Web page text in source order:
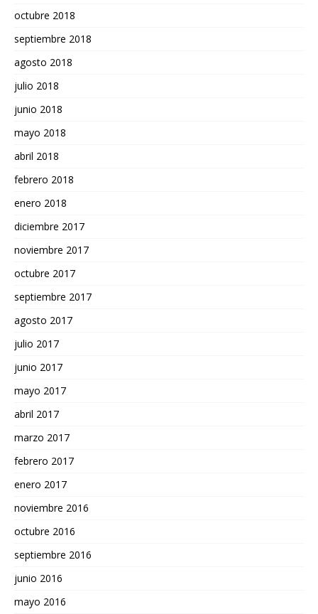
octubre 2018
septiembre 2018
agosto 2018
julio 2018
junio 2018
mayo 2018
abril 2018
febrero 2018
enero 2018
diciembre 2017
noviembre 2017
octubre 2017
septiembre 2017
agosto 2017
julio 2017
junio 2017
mayo 2017
abril 2017
marzo 2017
febrero 2017
enero 2017
noviembre 2016
octubre 2016
septiembre 2016
junio 2016
mayo 2016